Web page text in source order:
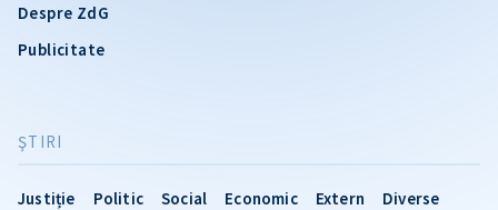
Despre ZdG
Publicitate
ŞTIRI
Justiție Politic Social Economic Extern Diverse